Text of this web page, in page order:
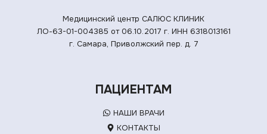
Медицинский центр САЛЮС КЛИНИК
ЛО-63-01-004385 от 06.10.2017 г. ИНН 6318013161
г. Самара, Приволжский пер. д. 7
ПАЦИЕНТАМ
НАШИ ВРАЧИ
КОНТАКТЫ